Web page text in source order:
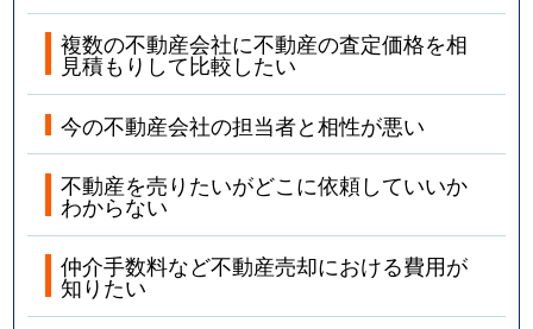
複数の不動産会社に不動産の査定価格を相
見積もりして比較したい
今の不動産会社の担当者と相性が悪い
不動産を売りたいがどこに依頼していいか
わからない
仲介手数料など不動産売却における費用が
知りたい